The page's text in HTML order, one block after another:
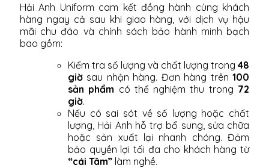
Hải Anh Uniform cam kết đồng hành cùng khách
hàng ngay cả sau khi giao hàng, với dịch vụ hậu
mãi chu đáo và chính sách bảo hành minh bạch
bao gồm:
Kiểm tra số lượng và chất lượng trong 48
giờ sau nhận hàng. Đơn hàng trên 100
sản phẩm có thể nghiệm thu trong 72
giờ.
Nếu có sai sót về số lượng hoặc chất
lượng, Hải Anh hỗ trợ bổ sung, sửa chữa
hoặc sản xuất lại nhanh chóng. Đảm
bảo quyền lợi tối đa cho khách hàng từ
“cái Tâm” làm nghề.